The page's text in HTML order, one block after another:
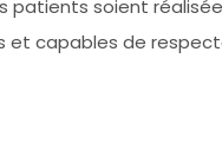
patients soient
capables de